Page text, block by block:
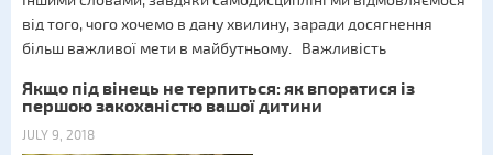
від того, чого хочемо в дану хвилину, заради досягнення
більш важливої мети в майбутньому. Важливість
Якщо під вінець не терпиться: як впоратися із
першою закоханістю вашої дитини
JULY 9, 2018